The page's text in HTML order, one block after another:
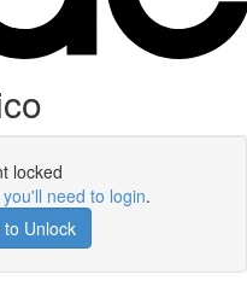
locked
you'll need to login.
Unlock